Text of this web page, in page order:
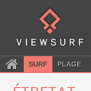
SURF PLAGE